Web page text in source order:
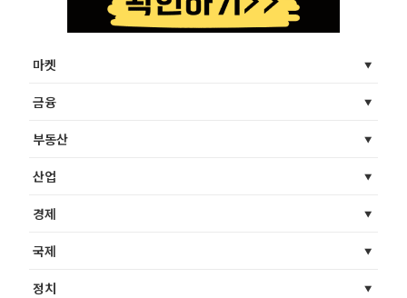
마켓
금융
부동산
산업
경제
국제
정치